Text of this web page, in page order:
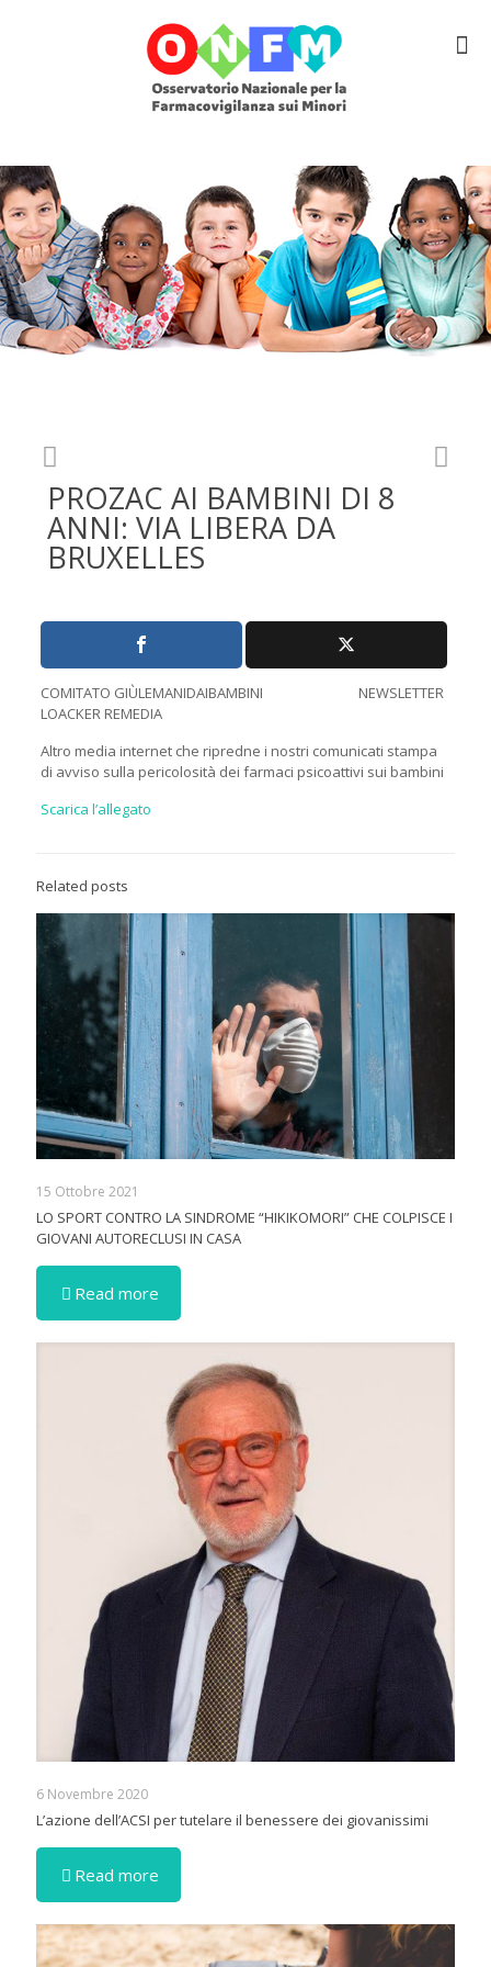
PROZAC AI BAMBINI DI 8
ANNI: VIA LIBERA DA
BRUXELLES
COMITATO GIÙLEMANIDAIBAMBINI NEWSLETTER
LOACKER REMEDIA
Altro media internet che ripredne i nostri comunicati stampa
di avviso sulla pericolosità dei farmaci psicoattivi sui bambini
Scarica l’allegato
Related posts
15 Ottobre 2021
LO SPORT CONTRO LA SINDROME “HIKIKOMORI” CHE COLPISCE I
GIOVANI AUTORECLUSI IN CASA
Read more
6 Novembre 2020
L’azione dell’ACSI per tutelare il benessere dei giovanissimi
Read more